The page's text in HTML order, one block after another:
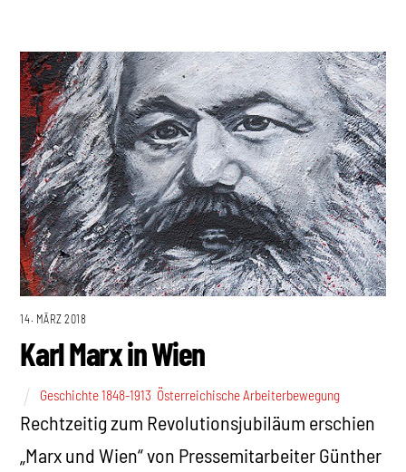
14. MÄRZ 2018
Karl Marx in Wien
Geschichte 1848-1913 Österreichische Arbeiterbewegung
Rechtzeitig zum Revolutionsjubiläum erschien
„Marx und Wien“ von Pressemitarbeiter Günther